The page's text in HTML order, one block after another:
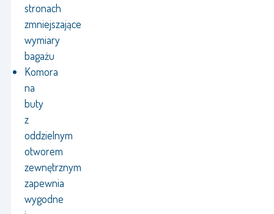
stronach
zmniejszające
wymiary
bagażu
Komora
na
buty
z
oddzielnym
otworem
zewnętrznym
zapewnia
wygodne